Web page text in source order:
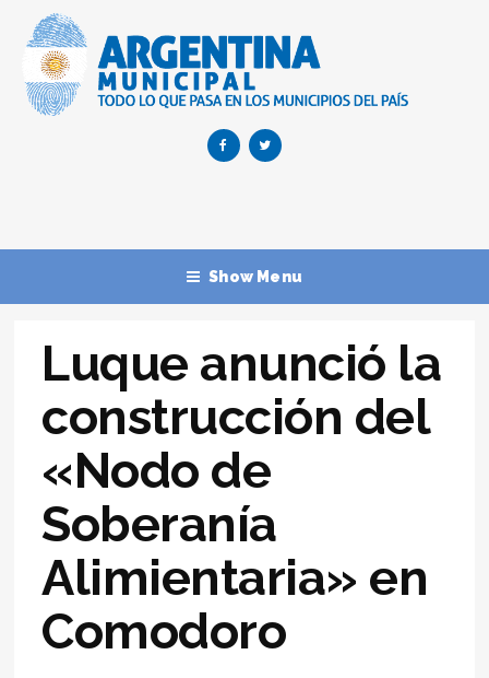
Show Menu
Luque anunció la
construcción del
«Nodo de
Soberanía
Alimientaria» en
Comodoro